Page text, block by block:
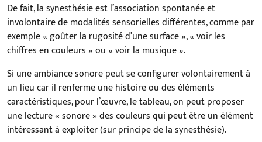
De fait, la synesthésie est l’association spontanée et
involontaire de modalités sensorielles différentes, comme par
exemple « goûter la rugosité d’une surface », « voir les
chiffres en couleurs » ou « voir la musique ».
Si une ambiance sonore peut se configurer volontairement à
un lieu car il renferme une histoire ou des éléments
caractéristiques, pour l’œuvre, le tableau, on peut proposer
une lecture « sonore » des couleurs qui peut être un élément
intéressant à exploiter (sur principe de la synesthésie).